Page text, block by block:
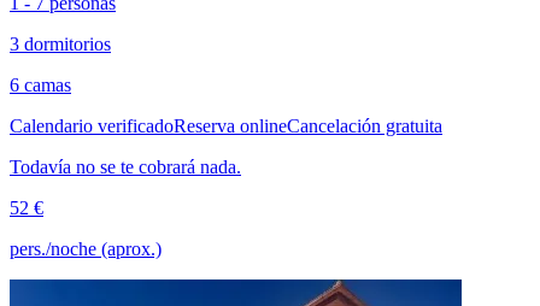
3 dormitorios
6 camas
Calendario verificadoReserva onlineCancelación gratuita
Todavía no se te cobrará nada.
52 €
pers./noche (aprox.)